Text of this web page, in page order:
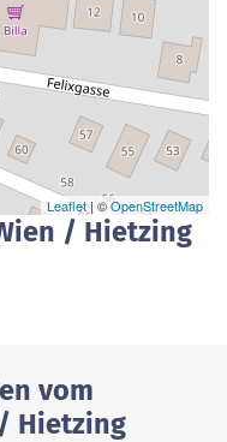
Leaflet | ©OpenStreetMap
/ Hietzing
vom
Hietzing